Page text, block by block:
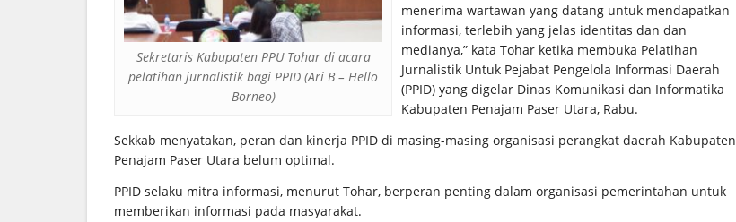
Sekretaris Kabupaten PPU Tohar di acara
pelatihan jurnalistik bagi PPID (Ari B – Hello
Borneo)
menerima wartawan yang datang untuk mendapatkan
informasi, terlebih yang jelas identitas dan dan
medianya,” kata Tohar ketika membuka Pelatihan
Jurnalistik Untuk Pejabat Pengelola Informasi Daerah
(PPID) yang digelar Dinas Komunikasi dan Informatika
Kabupaten Penajam Paser Utara, Rabu.
Sekkab menyatakan, peran dan kinerja PPID di masing-masing organisasi perangkat daerah Kabupaten
Penajam Paser Utara belum optimal.
PPID selaku mitra informasi, menurut Tohar, berperan penting dalam organisasi pemerintahan untuk
memberikan informasi pada masyarakat.